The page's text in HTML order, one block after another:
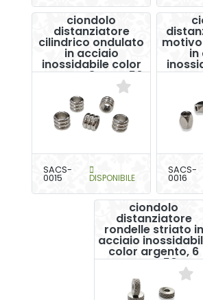
Perline con
ciondolo
distanziatore
cilindrico ondulato
in acciaio
inossidabile color
argento 8 mm x50
SACS-
0015 DISPONIBILE
in
SACS-
0016
Perline con
ciondolo
distanziatore
rondelle striato in
acciaio
color argento, 6
mm x 50